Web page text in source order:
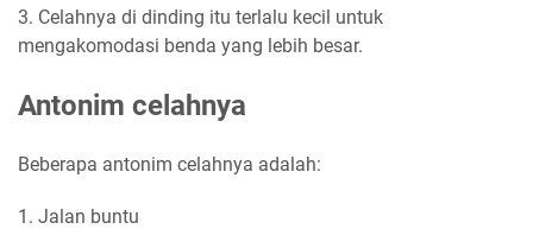
3. Celahnya di dinding itu terlalu kecil untuk
mengakomodasi benda yang lebih besar.
Antonim celahnya
Beberapa antonim celahnya adalah:
1. Jalan buntu